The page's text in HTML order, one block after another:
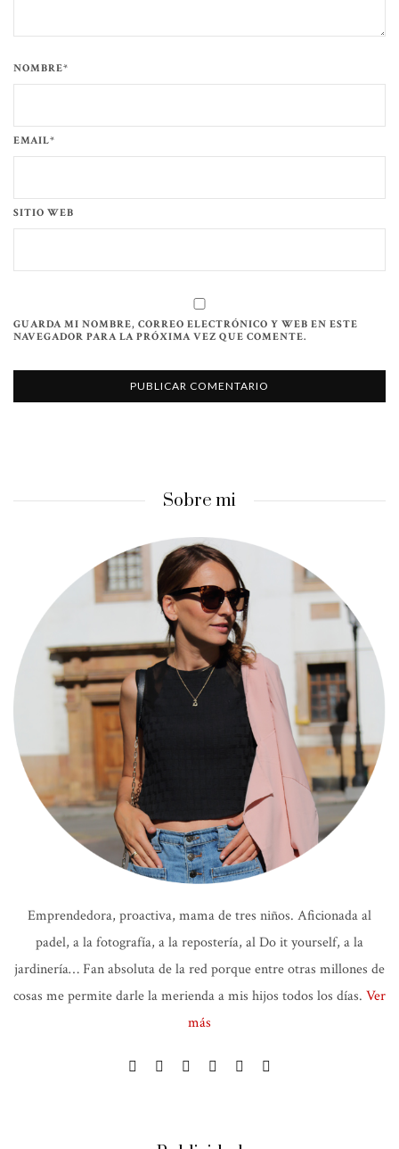
NOMBRE*
EMAIL*
SITIO WEB
GUARDA MI NOMBRE, CORREO ELECTRÓNICO Y WEB EN ESTE
NAVEGADOR PARA LA PRÓXIMA VEZ QUE COMENTE.
Sobre mi
Emprendedora, proactiva, mama de tres niños. Aficionada al
padel, a la fotografía, a la repostería, al Do it yourself, a la
jardinería… Fan absoluta de la red porque entre otras millones de
cosas me permite darle la merienda a mis hijos todos los días. Ver
más